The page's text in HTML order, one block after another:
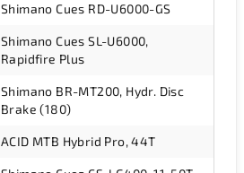
Shimano Cues RD-U6000-GS
Shimano Cues SL-U6000,
Rapidfire Plus
Shimano BR-MT200, Hydr. Disc
Brake (180)
ACID MTB Hybrid Pro, 44T